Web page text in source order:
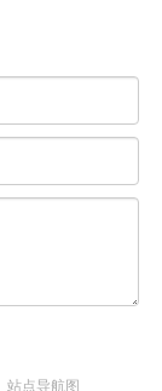
站点导航图